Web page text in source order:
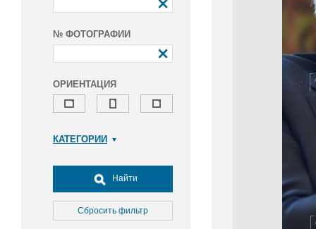
№ ФОТОГРАФИИ
ОРИЕНТАЦИЯ
КАТЕГОРИИ
Досуг, туризм и отдых
Культура
Медицина
Найти
Сбросить фильтр